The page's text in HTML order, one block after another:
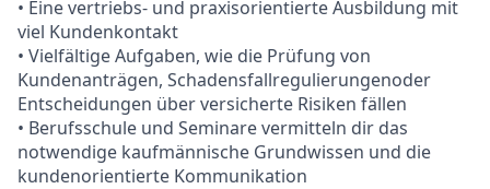
• Eine vertriebs- und praxisorientierte Ausbildung mit
viel Kundenkontakt
• Vielfältige Aufgaben, wie die Prüfung von
Kundenanträgen, Schadensfallregulierungenoder
Entscheidungen über versicherte Risiken fällen
• Berufsschule und Seminare vermitteln dir das
notwendige kaufmännische Grundwissen und die
kundenorientierte Kommunikation